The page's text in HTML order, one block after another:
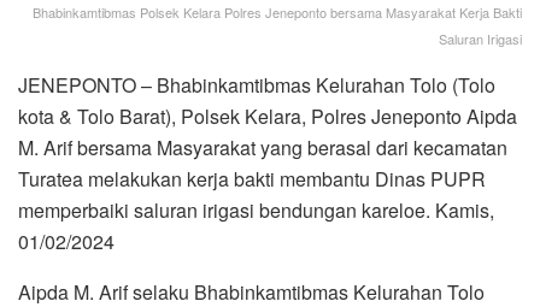
Bhabinkamtibmas Polsek Kelara Polres Jeneponto bersama Masyarakat Kerja Bakti
Saluran Irigasi
JENEPONTO – Bhabinkamtibmas Kelurahan Tolo (Tolo
kota & Tolo Barat), Polsek Kelara, Polres Jeneponto Aipda
M. Arif bersama Masyarakat yang berasal dari kecamatan
Turatea melakukan kerja bakti membantu Dinas PUPR
memperbaiki saluran irigasi bendungan kareloe. Kamis,
01/02/2024
Aipda M. Arif selaku Bhabinkamtibmas Kelurahan Tolo